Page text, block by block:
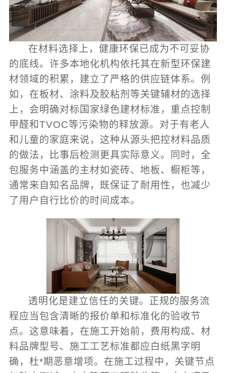
在材料选择上，健康环保已成为不可妥协
的底线。许多本地化机构依托其在新型环保建
材领域的积累，建立了严格的供应链体系。例
如，在板材、涂料及胶粘剂等关键辅材的选择
上，会明确对标国家绿色建材标准，重点控制
甲醛和TVOC等污染物的释放源。对于有老人
和儿童的家庭来说，这种从源头把控材料品质
的做法，比事后检测更具实际意义。同时，全
包服务中涵盖的主材如瓷砖、地板、橱柜等，
通常来自知名品牌，既保证了耐用性，也减少
了用户自行比价的时间成本。
透明化是建立信任的关键。正规的服务流
程应当包含清晰的报价单和标准化的验收节
点。这意味着，在施工开始前，费用构成、材
料品牌型号、施工工艺标准都应白纸黑字明
确，杜*期恶意增项。在施工过程中，关键节点